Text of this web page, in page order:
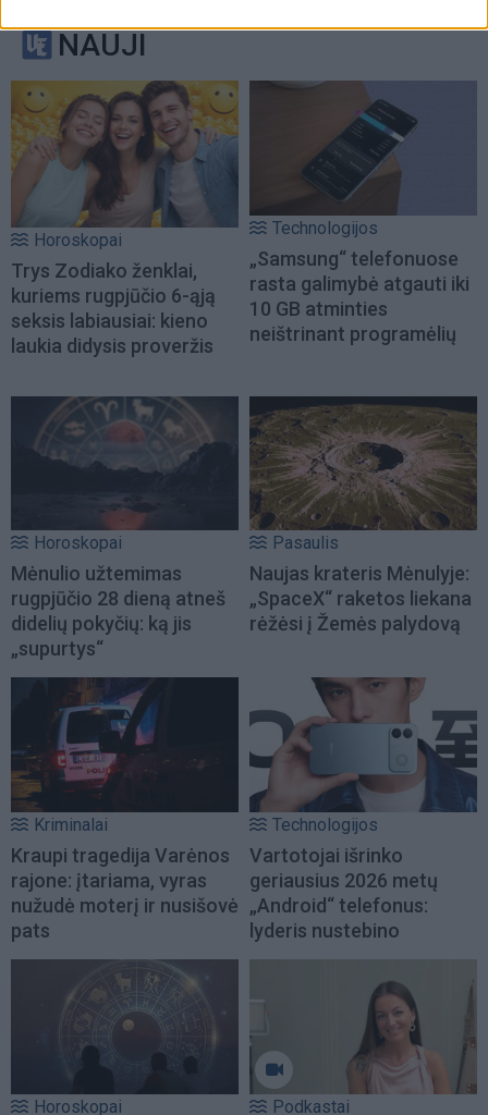
NAUJI
Horoskopai
Trys Zodiako ženklai,
kuriems rugpjūčio 6-ąją
seksis labiausiai: kieno
laukia didysis proveržis
Technologijos
„Samsung“ telefonuose
rasta galimybė atgauti iki
10 GB atminties
neištrinant programėlių
Horoskopai
Mėnulio užtemimas
rugpjūčio 28 dieną atneš
didelių pokyčių: ką jis
„supurtys“
Pasaulis
Naujas krateris Mėnulyje:
„SpaceX“ raketos liekana
rėžėsi į Žemės palydovą
Kriminalai
Kraupi tragedija Varėnos
rajone: įtariama, vyras
nužudė moterį ir nusišovė
pats
Technologijos
Vartotojai išrinko
geriausius 2026 metų
„Android“ telefonus:
lyderis nustebino
Horoskopai Podkastai